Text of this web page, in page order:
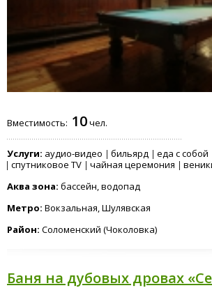
Вместимость: 10чел.
Услуги: аудио-видео бильярд еда с собой
спутниковое TV
чайная церемония
Аква зона: бассейн, водопад
Метро: Вокзальная, Шулявская
Район: Соломенский (Чоколовка)
Баня на дубовых дровах